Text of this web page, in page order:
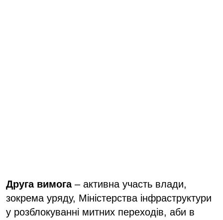
Друга вимога– активна участь влади,
зокрема уряду, Міністерства інфраструктури
у розблокуванні митних переходів, аби в